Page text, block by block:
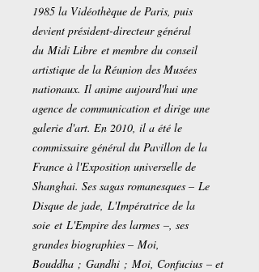
1985 la Vidéothèque de Paris, puis
devient président-directeur général
du Midi Libre et membre du conseil
artistique de la Réunion des Musées
nationaux. Il anime aujourd'hui une
agence de communication et dirige une
galerie d'art. En 2010, il a été le
commissaire général du Pavillon de la
France à l'Exposition universelle de
Shanghai. Ses sagas romanesques – Le
Disque de jade, L'Impératrice de la
soie et L'Empire des larmes –, ses
grandes biographies – Moi,
Bouddha ; Gandhi ; Moi, Confucius – et